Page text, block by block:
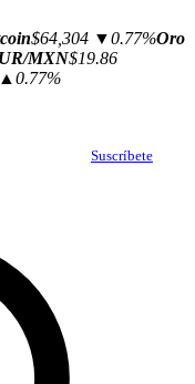
$64,304 ▼0.77%Oro
MXN$19.86
▲0.77%
Suscríbete